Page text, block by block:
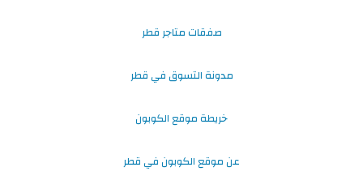
صفقات متاجر قطر
مدونة التسوق في قطر
خريطة موقع الكوبون
عن موقع الكوبون في قطر